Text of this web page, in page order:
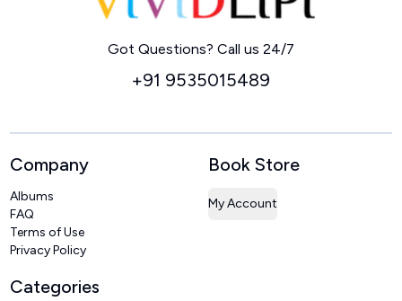
Got Questions? Call us 24/7
+91 9535015489
Company
Albums
FAQ
Terms of Use
Privacy Policy
Book Store
My Account
Categories